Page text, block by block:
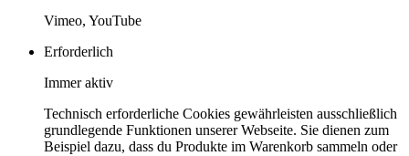
Vimeo, YouTube
Erforderlich
Immer aktiv
Technisch erforderliche Cookies gewährleisten ausschließlich
grundlegende Funktionen unserer Webseite. Sie dienen zum
Beispiel dazu, dass du Produkte im Warenkorb sammeln oder